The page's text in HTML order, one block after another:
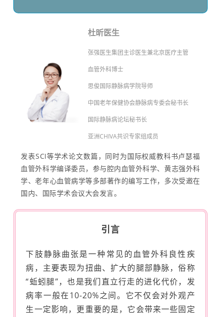
杜昕医生
张强医生集团主诊医生兼北京医疗主管
血管外科博士
思俊国际静脉病学院导师
中国老年保健协会静脉病专委会秘书长
国际静脉病论坛秘书长
亚洲CHIVA共识专家组成员
发表SCI等学术论文数篇，同时为国际权威教科书卢瑟福
血管外科学编译委员，参与腔内血管外科学、黄志强外科
学、老年心血管病学等多部著作的编写工作，多次受邀在
国内、国际学术会议大会发言。
引言
下肢静脉曲张是一种常见的血管外科良性疾
病，主要表现为扭曲、扩大的腿部静脉，俗称
“蚯蚓腿”，也是我们直立行走的进化代价，发
病率一般在10-20%之间。它不仅会对外观产
生一定影响，更重要的是，它会带来一些固定